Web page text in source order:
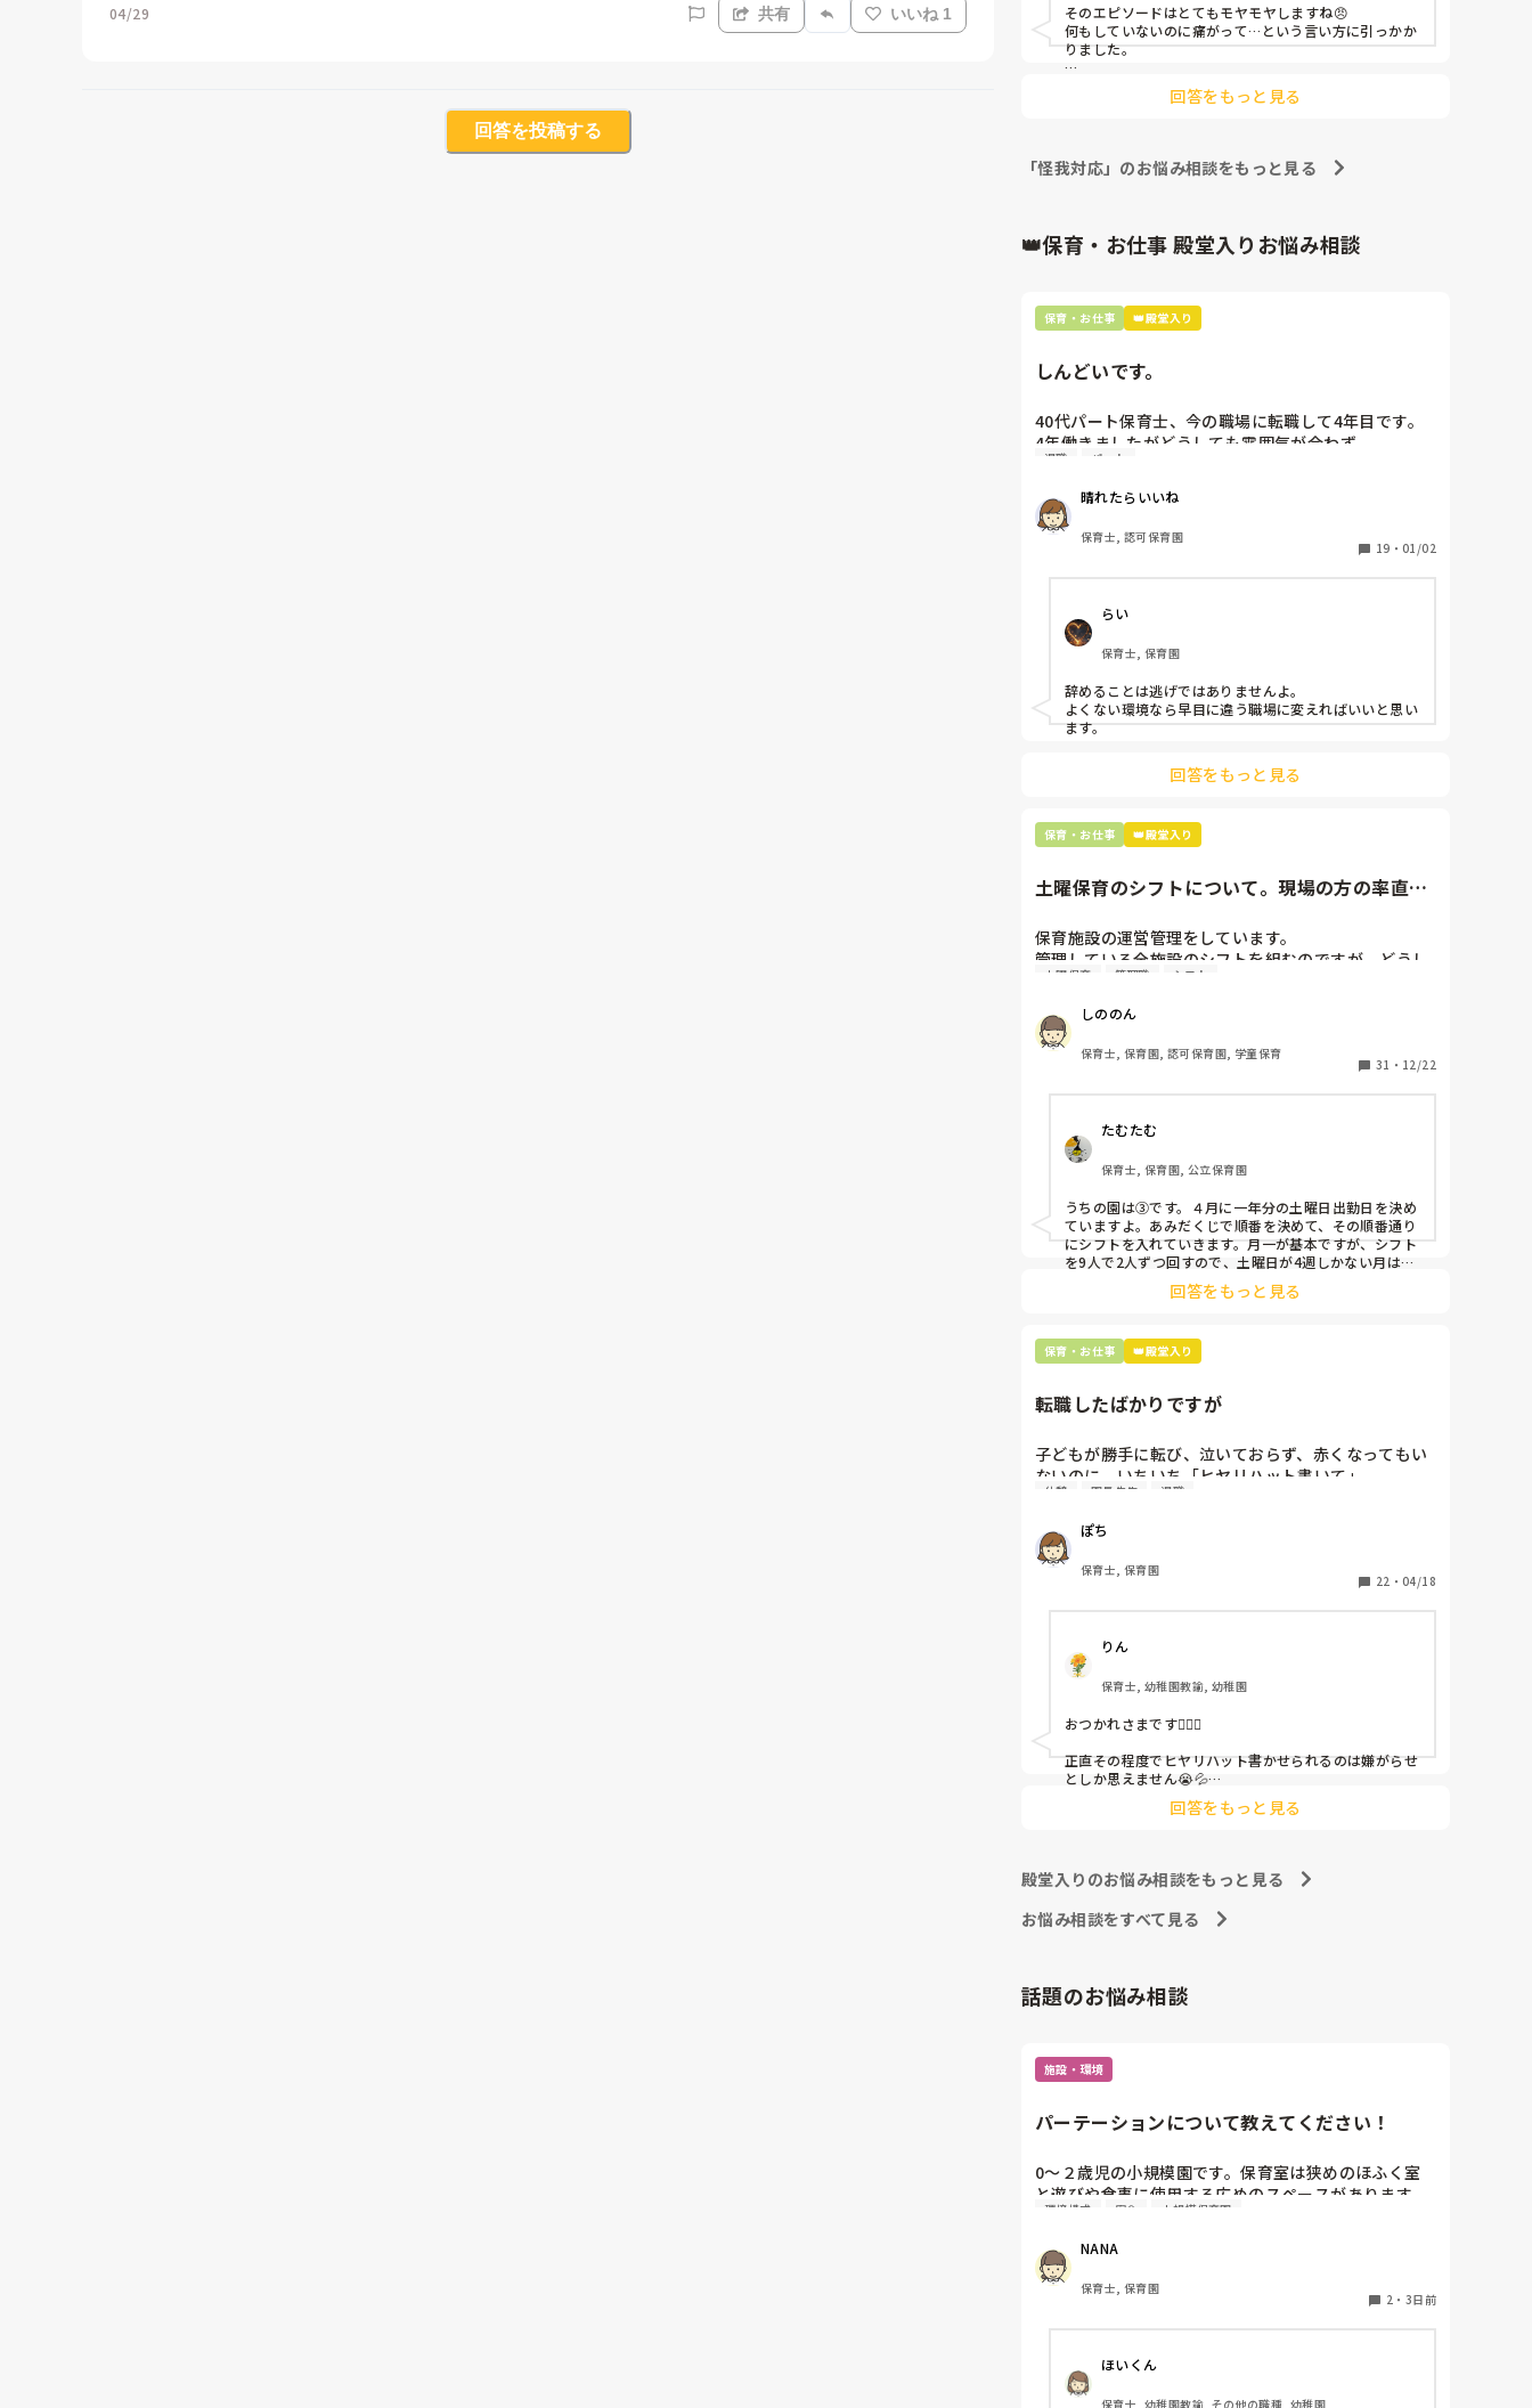
04/29 共有 いいね 1
回答を投稿する
そのエピソードはとてもモヤモヤしますね😠
何もしていないのに痛がって…という言い方に引っかか
りました。
うまく状況説明できる年齢ではないと思いますが、子ど
もの話をよく聞いてほしいと先生方に伝えます。
回答をもっと見る
「怪我対応」のお悩み相談をもっと見る
👑保育・お仕事 殿堂入りお悩み相談
保育・お仕事 👑殿堂入り
しんどいです。
40代パート保育士、今の職場に転職して4年目です。
4年働きましたがどうしても雰囲気が合わず
退職しようと思っています。
周りの職員は、勤続10年以上から何十年という先生が
ほとんどです。
保護者子どもの愚痴悪口が多く、
子どもの前でも
仕方ないよね
もう何も言わずに
子どもの言いなりになればいいんだね
などいう意見で…
上の先生に相談することは難しそうです。
正直苦しい。
辞めることは逃げ、と、過去辞めた人も何年も言われ
続けています
退職 パート
晴れたらいいね
保育士, 認可保育園
19 ・ 01/02
らい
保育士, 保育園
辞めることは逃げではありませんよ。
よくない環境なら早目に違う職場に変えればいいと思い
ます。
回答をもっと見る
保育・お仕事 👑殿堂入り
土曜保育のシフトについて。現場の方の率直な
保育施設の運営管理をしています。
管理している全施設のシフトを組むのですが、どうし
ても土曜保育だけは入れる方が少なく、いつも苦労し
応募の段階では皆、月1〜2回の土曜出勤があることに
同意して入職しているはずですが、いざ勤務が始まる
と一日も土曜出勤が出来ない方ばかりです。
①土曜日の希望休は2日まで、と制限をかける
②毎月、必ず土曜保育に入ることのできる日を1日だ
けピックアップしてもらう
③仮シフトが出た時、土曜出勤が難しければ自身で代
わりの人を交渉して見つけてもらう
上記のいずれかの対策を取り入れることを考えていま
土曜保育 管理職 シフト
しののん
保育士, 保育園, 認可保育園, 学童保育
31 ・ 12/22
たむたむ
保育士, 保育園, 公立保育園
うちの園は③です。４月に一年分の土曜日出勤日を決め
ていますよ。あみだくじで順番を決めて、その順番通り
にシフトを入れていきます。月一が基本ですが、シフト
を9人で2人ずつ回すので、土曜日が4週しかない月は無
しの時もありますよ。その土曜日が出られない人は、同
じシフト時間の人と自分で交代して貰い、主任に報告し
回答をもっと見る
保育・お仕事 👑殿堂入り
転職したばかりですが
子どもが勝手に転び、泣いておらず、赤くなってもい
ないのに、いちいち「ヒヤリハット書いて」
と書かされ
休憩時間に書くしかなく、辛いです
（そう言う本人は書かない）
しかも、上司に↑この内容でも
「どうしたらなくせるか」
呼ばれて一緒に対策を考えさせられること多数
これだけで30〜40分拘束されて辛いです
皆さんの園はどうですか?
休憩 園長先生 退職
ぽち
保育士, 保育園
22 ・ 04/18
りん
保育士, 幼稚園教諭, 幼稚園
おつかれさまです🙇🏻‍♀️
正直その程度でヒヤリハット書かせられるのは嫌がらせ
としか思えません😭💦
他の先生方も同様のことをされているのでしょうか？
回答をもっと見る
殿堂入りのお悩み相談をもっと見る
お悩み相談をすべて見る
話題のお悩み相談
施設・環境
パーテーションについて教えてください！
0〜２歳児の小規模園です。保育室は狭めのほふく室
と遊びや食事に使用する広めのスペースがあります。
広すぎると走り回ったりして落ち着かないので、活動
テーションがウレタンのような素材で軽いので、ちょ
っと体が当たると倒れたり、つかまり立ちが不安定な
子にとっては共倒れになったりで危険です。かと言っ
て固定してしまうと活動によって柔軟に移動すること
しっかりした重いものを置いていましたが、移動が大
変で使い勝手が悪く、子どもがぶつかって倒れた時に
環境構成 安全 小規模保育園
NANA
保育士, 保育園
2 ・ 3日前
ほいくん
保育士, 幼稚園教諭, その他の職種, 幼稚園